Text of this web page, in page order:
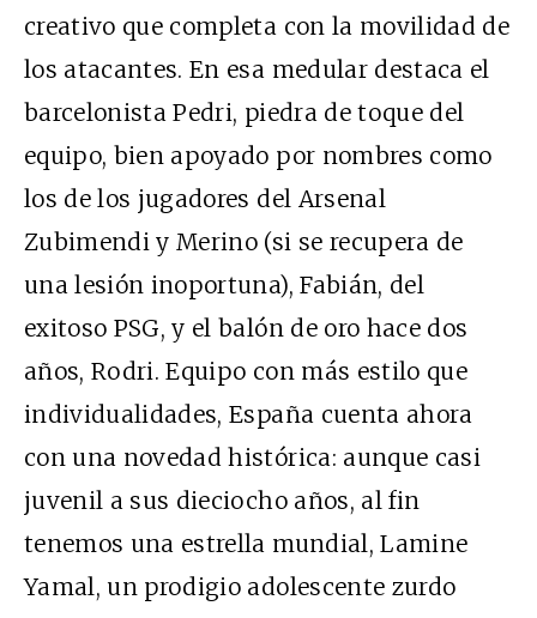
creativo que completa con la movilidad de
los atacantes. En esa medular destaca el
barcelonista Pedri, piedra de toque del
equipo, bien apoyado por nombres como
los de los jugadores del Arsenal
Zubimendi y Merino (si se recupera de
una lesión inoportuna), Fabián, del
exitoso PSG, y el balón de oro hace dos
años, Rodri. Equipo con más estilo que
individualidades, España cuenta ahora
con una novedad histórica: aunque casi
juvenil a sus dieciocho años, al fin
tenemos una estrella mundial, Lamine
Yamal, un prodigio adolescente zurdo